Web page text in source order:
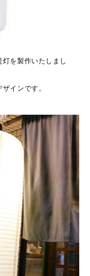
を製作いたしまし
インです。